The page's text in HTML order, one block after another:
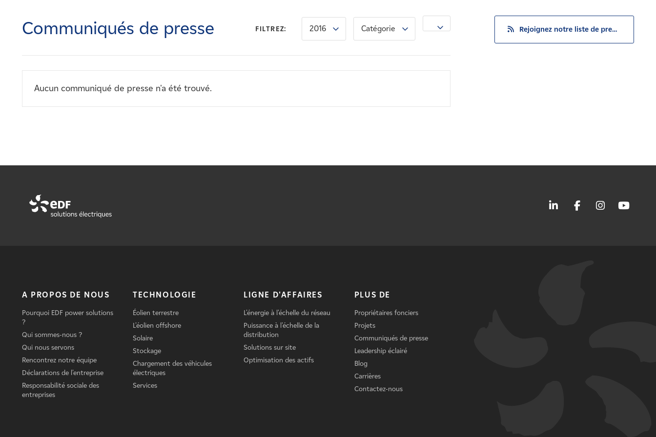
Nouvelles
Communiqués de presse FILTREZ: 2016 Catégorie
Aucun communiqué de presse n'a été trouvé.
Rejoignez notre liste de presse
A PROPOS DE NOUS
Pourquoi EDF power solutions
?
Qui sommes-nous ?
Qui nous servons
Rencontrez notre équipe
Déclarations de l'entreprise
Responsabilité sociale des
entreprises
TECHNOLOGIE
Éolien terrestre
L'éolien offshore
Solaire
Stockage
Chargement des véhicules
électriques
Services
LIGNE D'AFFAIRES
L'énergie à l'échelle du réseau
Puissance à l'échelle de la
distribution
Solutions sur site
Optimisation des actifs
PLUS DE
Propriétaires fonciers
Projets
Communiqués de presse
Leadership éclairé
Blog
Carrières
Contactez-nous